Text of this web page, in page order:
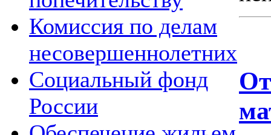
Комиссия по делам
несовершеннолетних
Социальный фонд
России